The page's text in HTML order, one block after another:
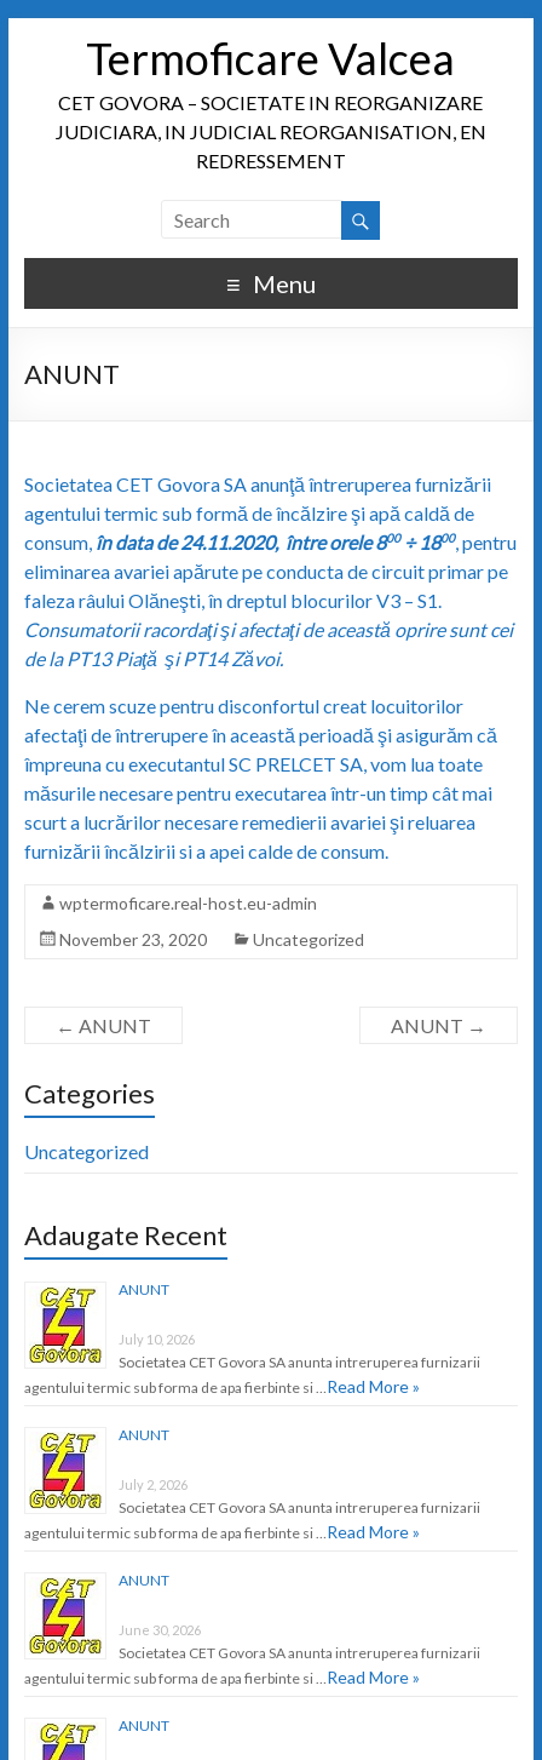
Termoficare Valcea
CET GOVORA – SOCIETATE IN REORGANIZARE
JUDICIARA, IN JUDICIAL REORGANISATION, EN
REDRESSEMENT
Menu
ANUNT
Societatea CET Govora SA anunţă întreruperea furnizării
agentului termic sub formă de încălzire şi apă caldă de
consum, în data de 24.11.2020, între orele 800÷ 1800, pentru
eliminarea avariei apărute pe conducta de circuit primar pe
faleza râului Olăneşti, în dreptul blocurilor V3 – S1.
Consumatorii racordaţi şi afectaţi de această oprire sunt cei
de la PT13 Piaţă şi PT14 Zăvoi.
Ne cerem scuze pentru disconfortul creat locuitorilor
afectaţi de întrerupere în această perioadă şi asigurăm că
împreuna cu executantul SC PRELCET SA, vom lua toate
măsurile necesare pentru executarea într-un timp cât mai
scurt a lucrărilor necesare remedierii avariei şi reluarea
furnizării încălzirii si a apei calde de consum.
wptermoficare.real-host.eu-admin
November 23, 2020
Uncategorized
← ANUNT ANUNT →
Categories
Uncategorized
Adaugate Recent
ANUNT
July 10, 2026
Societatea CET Govora SA anunta intreruperea furnizarii
agentului termic sub forma de apa fierbinte si … Read More »
ANUNT
July 2, 2026
Societatea CET Govora SA anunta intreruperea furnizarii
agentului termic sub forma de apa fierbinte si … Read More »
ANUNT
June 30, 2026
Societatea CET Govora SA anunta intreruperea furnizarii
agentului termic sub forma de apa fierbinte si … Read More »
ANUNT